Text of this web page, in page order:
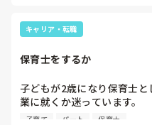
キャリア・転職
保育士をするか
子どもが2歳になり保育士
業に就くか迷っています。
子育てをしながら保育をす
子育て パート 保育士